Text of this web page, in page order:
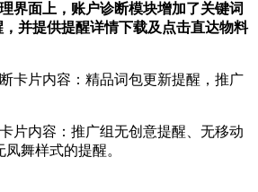
界面上，账户诊断模块增加了关键词
并提供提醒详情下载及点击直达物料
断卡片内容：精品词包更新提醒，推广
片内容：推广组无创意提醒、无移动
舞样式的提醒。